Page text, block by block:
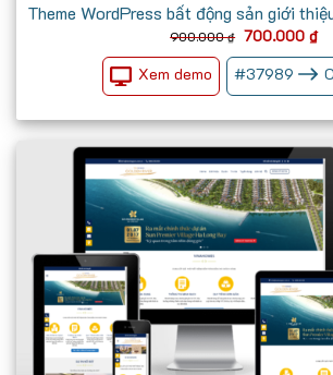
Theme WordPress bất động sản giới
900.000₫ Giá
là:
900.000 ₫.
700.000 ₫Giá
tại
là:
Xem demo #37989